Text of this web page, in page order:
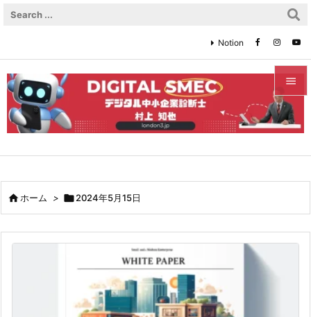


メニュ


次へ
Notion
ホーム > 2024年5月15日